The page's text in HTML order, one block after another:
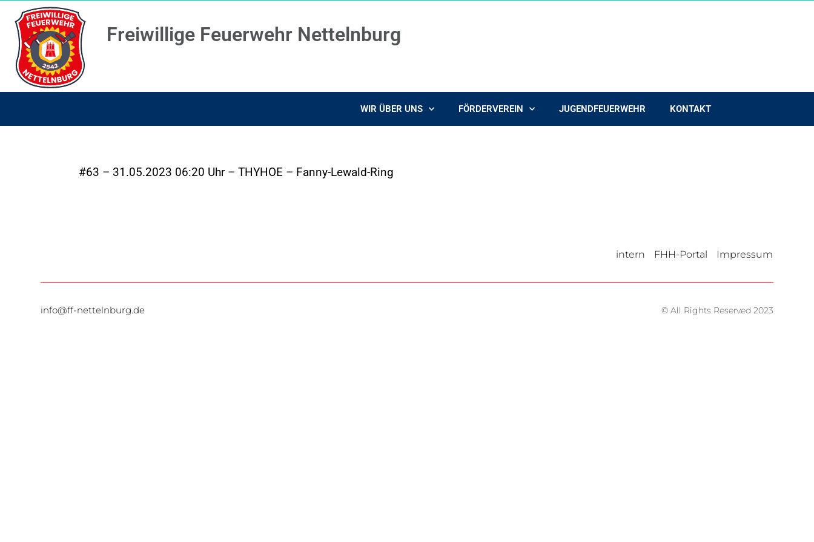
Freiwillige Feuerwehr Nettelnburg
WIR ÜBER UNS FÖRDERVEREIN JUGENDFEUERWEHR KONTAKT
#63 – 31.05.2023 06:20 Uhr – THYHOE – Fanny-Lewald-Ring
intern FHH-Portal Impressum
info@ff-nettelnburg.de © All Rights Reserved 2023